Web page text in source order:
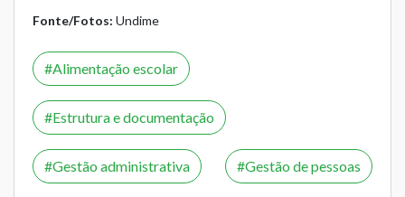
Fonte/Fotos: Undime
Alimentação escolar
Estrutura e documentação
Gestão administrativa Gestão de pessoas